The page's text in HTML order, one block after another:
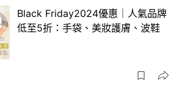
Black Friday2024優惠｜人氣品牌
低至5折：手袋、美妝護膚、波鞋